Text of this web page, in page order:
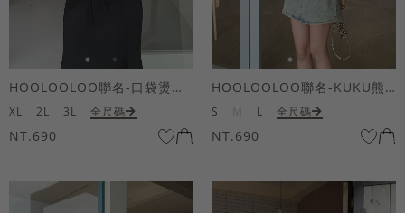
HOOLOOLOO聯名-口袋燙金KUKU熊短袖上衣
XL 2L 3L 全尺碼
NT.690
HOOLOOLOO聯名-KUKU熊蝴蝶結短袖上衣
S L 全尺碼
NT.690